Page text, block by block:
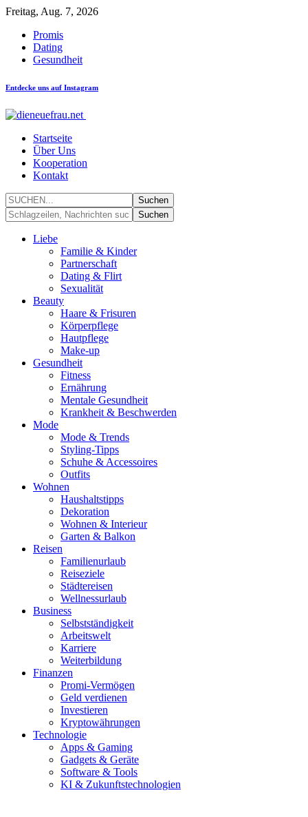
Freitag, Aug. 7, 2026
Promis
Dating
Gesundheit
Entdecke uns auf Instagram
Startseite
Über Uns
Kooperation
Kontakt
Liebe
Familie & Kinder
Partnerschaft
Dating & Flirt
Sexualität
Beauty
Haare & Frisuren
Körperpflege
Hautpflege
Make-up
Gesundheit
Fitness
Ernährung
Mentale Gesundheit
Krankheit & Beschwerden
Mode
Mode & Trends
Styling-Tipps
Schuhe & Accessoires
Outfits
Wohnen
Haushaltstipps
Dekoration
Wohnen & Interieur
Garten & Balkon
Reisen
Familienurlaub
Reiseziele
Städtereisen
Wellnessurlaub
Business
Selbstständigkeit
Arbeitswelt
Karriere
Weiterbildung
Finanzen
Promi-Vermögen
Geld verdienen
Investieren
Kryptowährungen
Technologie
Apps & Gaming
Gadgets & Geräte
Software & Tools
KI & Zukunftstechnologien